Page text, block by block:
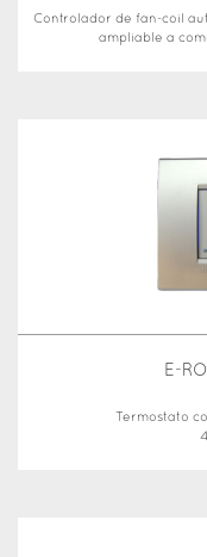
Controlador de fan-coil
ampliable a
E-
Termostato